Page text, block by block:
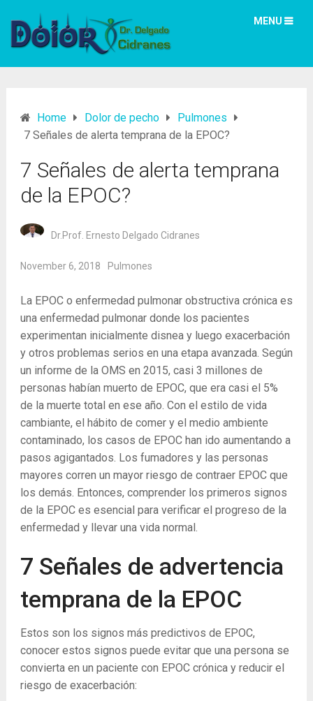
MENU
Home Dolor de pecho
Pulmones
7 Señales de alerta temprana de la EPOC?
7 Señales de alerta temprana
de la EPOC?
Dr.Prof. Ernesto Delgado Cidranes
November 6, 2018 Pulmones
La EPOC o enfermedad pulmonar obstructiva crónica es
una enfermedad pulmonar donde los pacientes
experimentan inicialmente disnea y luego exacerbación
y otros problemas serios en una etapa avanzada. Según
un informe de la OMS en 2015, casi 3 millones de
personas habían muerto de EPOC, que era casi el 5%
de la muerte total en ese año. Con el estilo de vida
cambiante, el hábito de comer y el medio ambiente
contaminado, los casos de EPOC han ido aumentando a
pasos agigantados. Los fumadores y las personas
mayores corren un mayor riesgo de contraer EPOC que
los demás. Entonces, comprender los primeros signos
de la EPOC es esencial para verificar el progreso de la
enfermedad y llevar una vida normal.
7 Señales de advertencia
temprana de la EPOC
Estos son los signos más predictivos de EPOC,
conocer estos signos puede evitar que una persona se
convierta en un paciente con EPOC crónica y reducir el
riesgo de exacerbación: